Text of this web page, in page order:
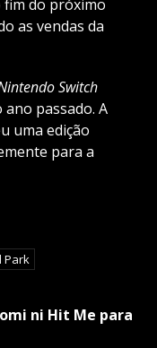
fim do próximo
as vendas da
Switch
passado. A
uma edição
para a
Park
ni Hit Me para